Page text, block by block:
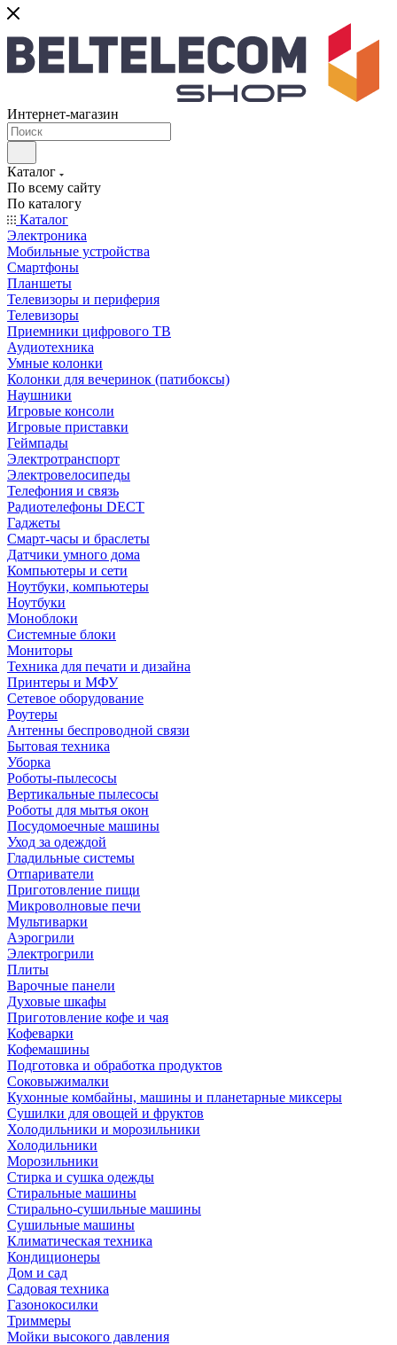
Интернет-магазин
Каталог
По всему сайту
По каталогу
Каталог
Электроника
Мобильные устройства
Смартфоны
Планшеты
Телевизоры и периферия
Телевизоры
Приемники цифрового ТВ
Аудиотехника
Умные колонки
Колонки для вечеринок (патибоксы)
Наушники
Игровые консоли
Игровые приставки
Геймпады
Электротранспорт
Электровелосипеды
Телефония и связь
Радиотелефоны DECT
Гаджеты
Смарт-часы и браслеты
Датчики умного дома
Компьютеры и сети
Ноутбуки, компьютеры
Ноутбуки
Моноблоки
Системные блоки
Мониторы
Техника для печати и дизайна
Принтеры и МФУ
Сетевое оборудование
Роутеры
Антенны беспроводной связи
Бытовая техника
Уборка
Роботы-пылесосы
Вертикальные пылесосы
Роботы для мытья окон
Посудомоечные машины
Уход за одеждой
Гладильные системы
Отпариватели
Приготовление пищи
Микроволновые печи
Мультиварки
Аэрогрили
Электрогрили
Плиты
Варочные панели
Духовые шкафы
Приготовление кофе и чая
Кофеварки
Кофемашины
Подготовка и обработка продуктов
Соковыжималки
Кухонные комбайны, машины и планетарные миксеры
Сушилки для овощей и фруктов
Холодильники и морозильники
Холодильники
Морозильники
Стирка и сушка одежды
Стиральные машины
Стирально-сушильные машины
Сушильные машины
Климатическая техника
Кондиционеры
Дом и сад
Садовая техника
Газонокосилки
Триммеры
Мойки высокого давления